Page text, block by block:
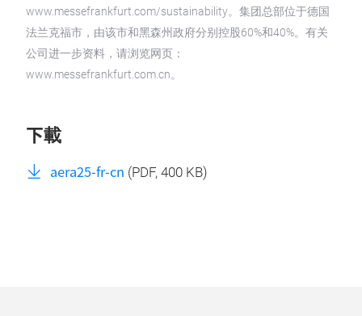
www.messefrankfurt.com/sustainability。集团总部位于德国
法兰克福市，由该市和黑森州政府分别控股60%和40%。有关
公司进一步资料，请浏览网页：
www.messefrankfurt.com.cn。
下載
aera25-fr-cn (PDF, 400 KB)